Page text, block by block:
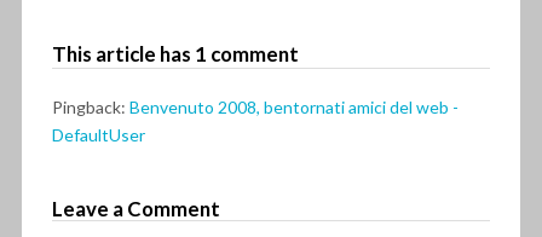
This article has 1 comment
Pingback: Benvenuto 2008, bentornati amici del web -
DefaultUser
Leave a Comment